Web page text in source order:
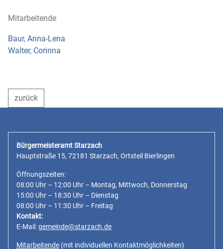
Mitarbeitende
Baur, Anna-Lena
Walter, Corinna
zurück
Bürgermeisteramt Starzach
Hauptstraße 15, 72181 Starzach, Ortsteil Bierlingen
Öffnungszeiten:
08:00 Uhr – 12:00 Uhr – Montag, Mittwoch, Donnerstag
15:00 Uhr – 18:30 Uhr – Dienstag
08:00 Uhr – 11:30 Uhr – Freitag
Kontakt:
E-Mail:gemeinde@starzach.de
Mitarbeitende (mit individuellen Kontaktmöglichkeiten)